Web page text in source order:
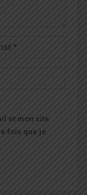
et mon site
fois que je